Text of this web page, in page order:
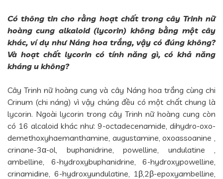
Có thông tin cho rằng hoạt chất trong cây Trinh nữ
hoàng cung alkaloid (lycorin) không bằng một cây
khác, ví dụ như Náng hoa trắng, vậy có đúng không?
Và hoạt chất lycorin có tính năng gì, có khả năng
kháng u không?
Cây Trinh nữ hoàng cung và cây Náng hoa trắng cùng chi
Crinum (chi náng) vì vậy chúng đều có một chất chung là
lycorin. Ngoài lycorin trong cây Trinh nữ hoàng cung còn
có 16 alcaloid khác như: 9-octadecenamide, dihydro-oxo-
demethoxyhaemanthamine, augustamine, oxoassoanine ,
crinane-3α-ol, buphanidrine, powelline, undulatine ,
ambelline, 6-hydroxybuphanidrine, 6-hydroxypowelline,
crinamidine, 6-hydroxyundulatine, 1β,2β-epoxyambelline,